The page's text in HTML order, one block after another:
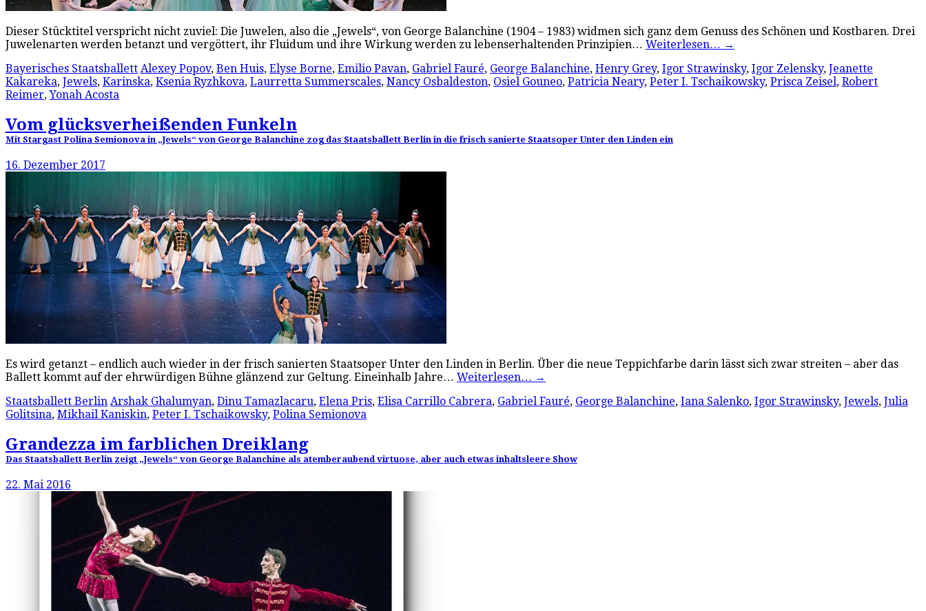
Dieser Stücktitel verspricht nicht zuviel: Die Juwelen, also die „Jewels“, von George Balanchine (1904 – 1983) widmen sich ganz dem Genuss des Schönen und Kostbaren. Drei
Juwelenarten werden betanzt und vergöttert, ihr Fluidum und ihre Wirkung werden zu lebenserhaltenden Prinzipien… Weiterlesen… →
Bayerisches Staatsballett Alexey Popov, Ben Huis, Elyse Borne, Emilio Pavan, Gabriel Fauré, George Balanchine, Henry Grey, Igor Strawinsky, Igor Zelensky, Jeanette
Kakareka, Jewels, Karinska, Ksenia Ryzhkova, Laurretta Summerscales, Nancy Osbaldeston, Osiel Gouneo, Patricia Neary, Peter I. Tschaikowsky, Prisca Zeisel, Robert
Reimer,Yonah Acosta
Vom glücksverheißenden Funkeln
Mit Stargast Polina Semionova in „Jewels“ von George Balanchine zog das Staatsballett Berlin in die frisch sanierte Staatsoper Unter den Linden ein
16. Dezember 2017
Es wird getanzt – endlich auch wieder in der frisch sanierten Staatsoper Unter den Linden in Berlin. Über die neue Teppichfarbe darin lässt sich zwar streiten – aber das
Ballett kommt auf der ehrwürdigen Bühne glänzend zur Geltung. Eineinhalb Jahre… Weiterlesen… →
Staatsballett Berlin Arshak Ghalumyan, Dinu Tamazlacaru, Elena Pris, Elisa Carrillo Cabrera, Gabriel Fauré, George Balanchine, Iana Salenko, Igor Strawinsky, Jewels, Julia
Golitsina, Mikhail Kaniskin, Peter I. Tschaikowsky, Polina Semionova
Grandezza im farblichen Dreiklang
Das Staatsballett Berlin zeigt „Jewels“ von George Balanchine als atemberaubend virtuose, aber auch etwas inhaltsleere Show
22. Mai 2016